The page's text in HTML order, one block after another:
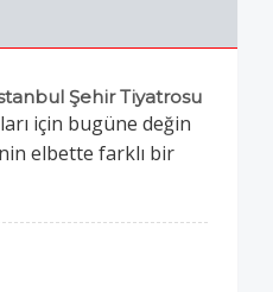
Şehir Tiyatrosu
için bugüne değin
elbette farklı bir